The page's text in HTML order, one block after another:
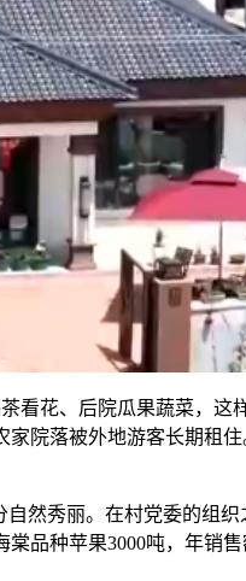
花、后院瓜果蔬菜，这
院落被外地游客长期租
秀丽。在村党委的组织
品种苹果3000吨，年销售